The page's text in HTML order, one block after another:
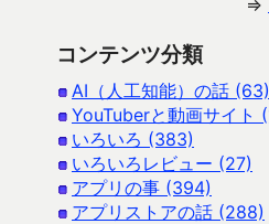
⇒
コンテンツ分類
AI（人工知能）の話 (63)
YouTuberと動画サイト
いろいろ (383)
いろいろレビュー (27)
アプリの事 (394)
アプリストアの話 (288)